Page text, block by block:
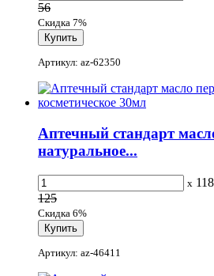
56
Скидка 7%
Артикул: az-62350
Аптечный стандарт
натуральное...
x 118
125
Скидка 6%
Артикул: az-46411